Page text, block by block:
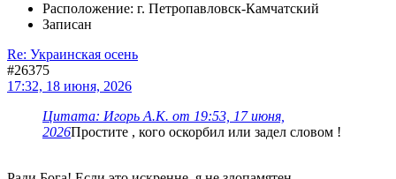
Расположение: г. Петропавловск-Камчатский
Записан
Re: Украинская осень
#26375
17:32, 18 июня, 2026
Цитата: Игорь А.К. от 19:53, 17 июня,
2026Простите , кого оскорбил или задел словом !